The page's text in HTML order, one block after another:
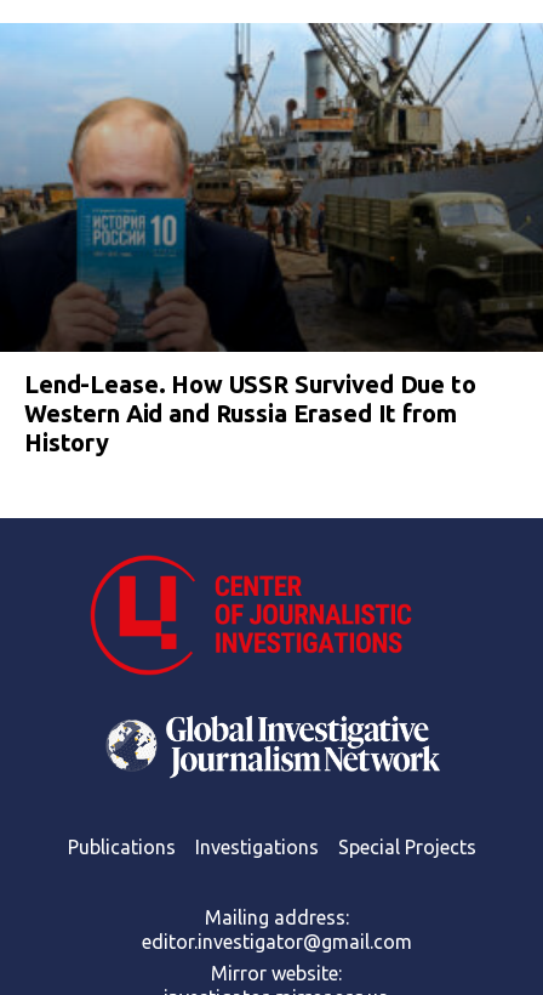
Lend-Lease. How USSR Survived Due to
Western Aid and Russia Erased It from
History
Publications Investigations Special Projects
Mailing address:
editor.investigator@gmail.com
Mirror website: